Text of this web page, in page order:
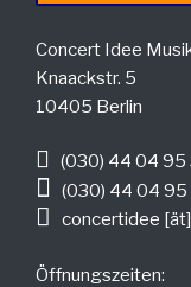
Concert Idee
Knaackstr. 5
10405 Berlin
(030) 44 04 95
(030) 44 04 95
concertidee
Öffnungszeiten: